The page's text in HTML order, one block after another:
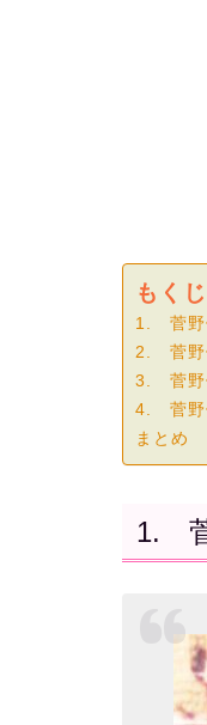
もくじ
1. 菅野
2. 菅野
3. 菅野
4. 菅野
まとめ
1.